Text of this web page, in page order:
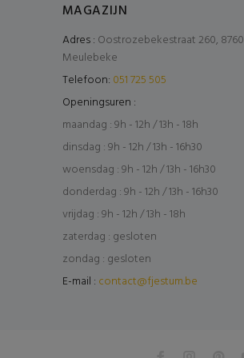
MAGAZIJN
Adres : Oostrozebekestraat 260, 8760
Meulebeke
Telefoon: 051 725 505
Openingsuren :
maandag : 9h - 12h / 13h - 18h
dinsdag : 9h - 12h / 13h - 16h30
woensdag : 9h - 12h / 13h - 16h30
donderdag : 9h - 12h / 13h - 16h30
vrijdag : 9h - 12h / 13h - 18h
zaterdag : gesloten
zondag : gesloten
E-mail : contact@fjestum.be